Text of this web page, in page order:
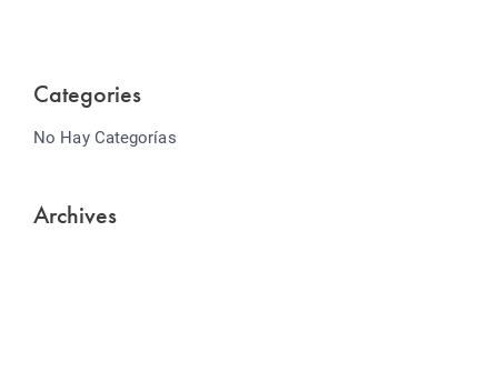
Categories
No Hay Categorías
Archives